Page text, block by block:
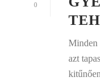
0
Minden
azt